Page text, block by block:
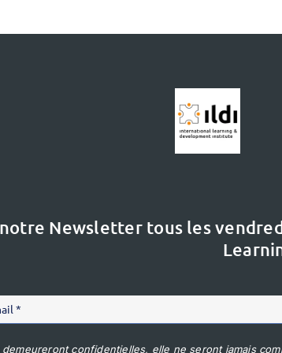
Newsletter tous les
confidentielles, elle ne seront jamais